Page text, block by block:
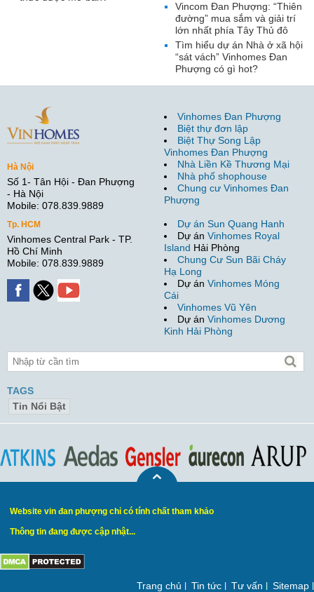
Vincom Đan Phượng: “Thiên
đường” mua sắm và giải trí
lớn nhất phía Tây Thủ đô
Tìm hiểu dự án Nhà ở xã hội
“sát vách” Vinhomes Đan
Phượng có gì hot?
Hà Nội
Số 1- Tân Hội - Đan Phượng
- Hà Nội
Mobile: 078.839.9889
Tp. HCM
Vinhomes Central Park - TP.
Hồ Chí Minh
Mobile: 078.839.9889
Vinhomes Đan Phượng
Biệt thự đơn lập
Biệt Thự Song Lập
Vinhomes Đan Phượng
Nhà Liền Kề Thương Mại
Nhà phố shophouse
Chung cư Vinhomes Đan
Phượng
Dự án Sun Quang Hanh
Dự án Vinhomes Royal
Island Hải Phòng
Chung Cư Sun Bãi Cháy
Hạ Long
Dự án Vinhomes Móng
Cái
Vinhomes Vũ Yên
Dự án Vinhomes Dương
Kinh Hải Phòng
TAGS
Tin Nổi Bật
Website vin đan phượng chỉ có tính chất tham khảo
Thông tin đang được cập nhật...
Trang chủ Tin tức Tư vấn Sitemap